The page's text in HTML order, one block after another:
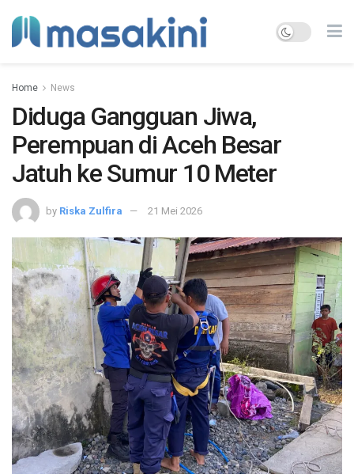
Home News
Diduga Gangguan Jiwa,
Perempuan di Aceh Besar
Jatuh ke Sumur 10 Meter
by Riska Zulfira 21 Mei 2026